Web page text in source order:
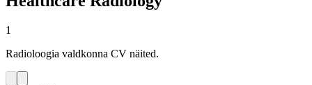
1
Radioloogia valdkonna CV näited.